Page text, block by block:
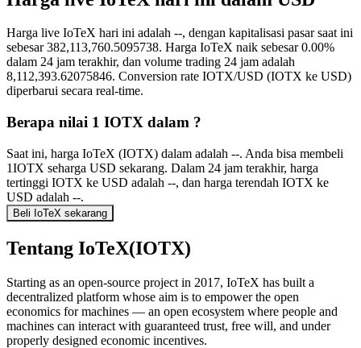
Harga live IoTeX hari ini adalah --, dengan kapitalisasi pasar saat ini
sebesar 382,113,760.5095738. Harga IoTeX naik sebesar 0.00%
dalam 24 jam terakhir, dan volume trading 24 jam adalah
8,112,393.62075846. Conversion rate IOTX/USD (IOTX ke USD)
diperbarui secara real-time.
Berapa nilai 1 IOTX dalam ?
Saat ini, harga IoTeX (IOTX) dalam adalah --. Anda bisa membeli
1IOTX seharga USD sekarang. Dalam 24 jam terakhir, harga
tertinggi IOTX ke USD adalah --, dan harga terendah IOTX ke
USD adalah --.
Beli IoTeX sekarang
Tentang IoTeX(IOTX)
Starting as an open-source project in 2017, IoTeX has built a
decentralized platform whose aim is to empower the open
economics for machines — an open ecosystem where people and
machines can interact with guaranteed trust, free will, and under
properly designed economic incentives.